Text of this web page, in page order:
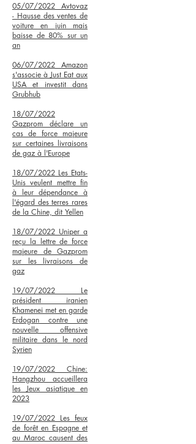
05/07/2022 Avtovaz
- Hausse des ventes de
voiture en juin mais
baisse de 80% sur un
an
06/07/2022 Amazon
s'associe à Just Eat aux
USA et investit dans
Grubhub
18/07/2022
Gazprom déclare un
cas de force majeure
sur certaines livraisons
de gaz à l'Europe
18/07/2022 Les Etats-
Unis veulent mettre fin
à leur dépendance à
l'égard des terres rares
de la Chine, dit Yellen
18/07/2022 Uniper a
reçu la lettre de force
majeure de Gazprom
sur les livraisons de
gaz
19/07/2022 Le
président iranien
Khamenei met en garde
Erdogan contre une
nouvelle offensive
militaire dans le nord
Syrien
19/07/2022 Chine:
Hangzhou accueillera
les Jeux asiatique en
2023
19/07/2022 Les feux
de forêt en Espagne et
au Maroc causent des